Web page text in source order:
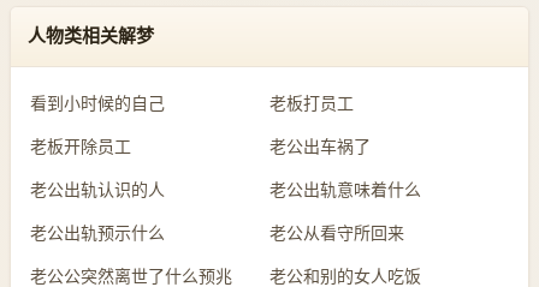
人物类相关解梦
看到小时候的自己 老板打员工
老板开除员工 老公出车祸了
老公出轨认识的人 老公出轨意味着什么
老公出轨预示什么 老公从看守所回来
老公公突然离世了什么预兆 老公和别的女人吃饭